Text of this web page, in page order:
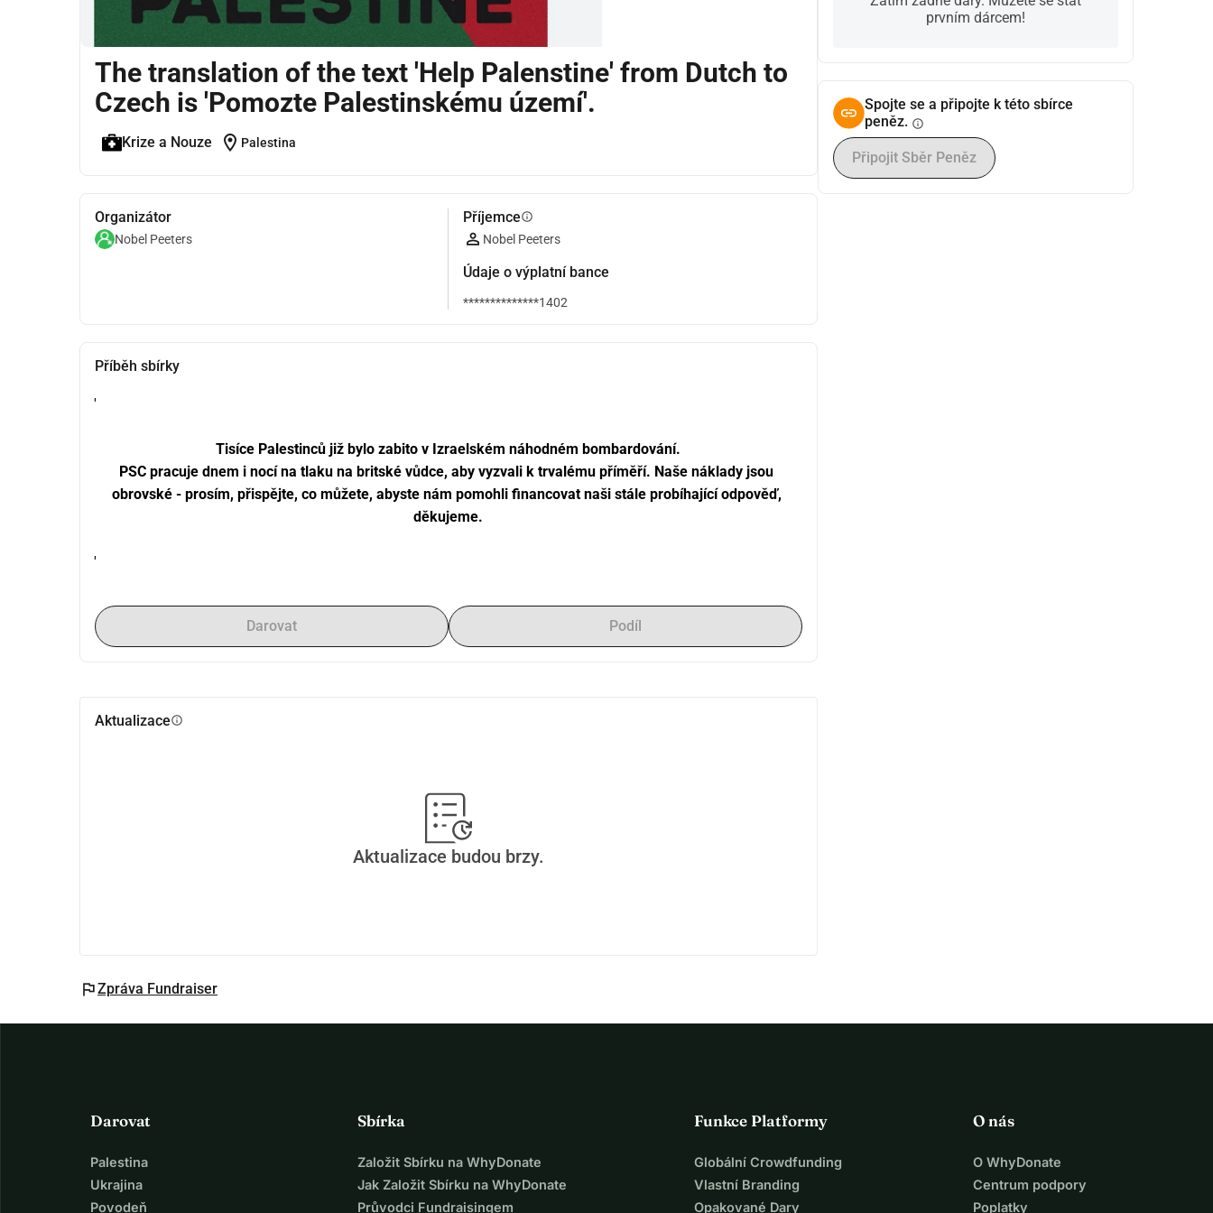
The translation of the text 'Help Palenstine' from Dutch to
Czech is 'Pomozte Palestinskému území'.
Krize a Nouze location_on Palestina
Organizátor
Nobel Peeters
Příjemceinfo
Nobel Peeters
Údaje o výplatní bance
**************1402
Příběh sbírky
'
Tisíce Palestinců již bylo zabito v Izraelském náhodném bombardování.
PSC pracuje dnem i nocí na tlaku na britské vůdce, aby vyzvali k trvalému příměří. Naše náklady jsou
obrovské - prosím, přispějte, co můžete, abyste nám pomohli financovat naši stále probíhající odpověď,
děkujeme.
'
Darovat Podíl
Aktualizaceinfo
Aktualizace budou brzy.
flagZpráva Fundraiser
prvním dárcem!
Spojte se a připojte k této sbírce
peněz. info
Připojit Sběr Peněz
Darovat
Palestina
Ukrajina
Povodeň
Sbírka
Založit Sbírku na WhyDonate
Jak Založit Sbírku na WhyDonate
Průvodci Fundraisingem
Funkce Platformy
Globální Crowdfunding
Vlastní Branding
Opakované Dary
O nás
O WhyDonate
Centrum podpory
Poplatky